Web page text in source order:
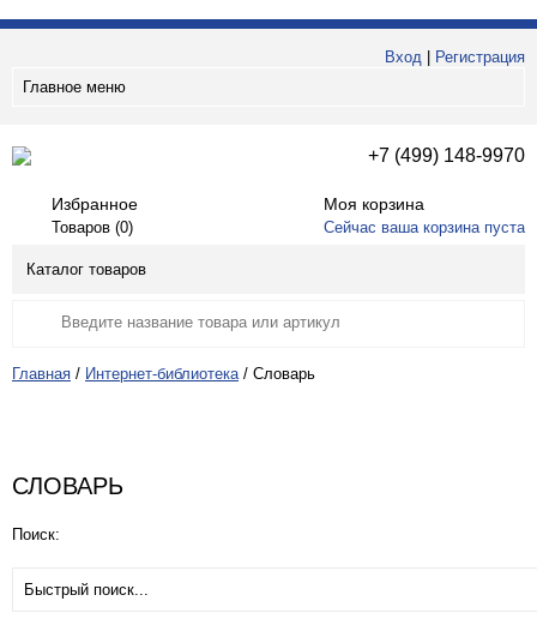
Вход
Регистрация
Главное меню
+7 (499) 148-9970
Избранное
Товаров (0)
Моя корзина
Сейчас ваша корзина пуста
Каталог товаров
Главная / Интернет-библиотека / Словарь
СЛОВАРЬ
Поиск: